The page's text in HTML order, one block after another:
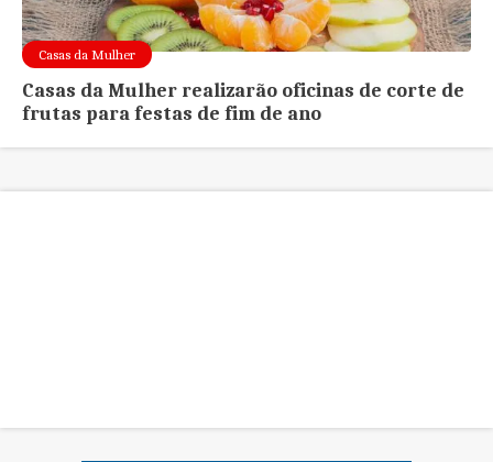
Casas da Mulher
Casas da Mulher realizarão oficinas de corte de
frutas para festas de fim de ano